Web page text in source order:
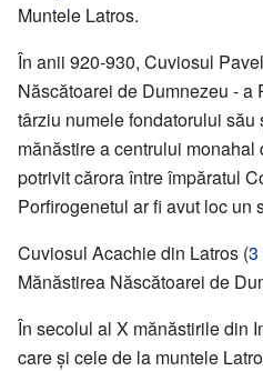
Muntele Latros.
În anii 920-930, Cuviosul
Născătoarei de Dumnezeu - a
târziu numele fondatorului
mănăstire a centrului
potrivit cărora între împăratul
Porfirogenetul ar fi avut loc un
Cuviosul Acachie din Latros (3
Mănăstirea Născătoarei de
În secolul al X mănăstirile din
care și cele de la muntele